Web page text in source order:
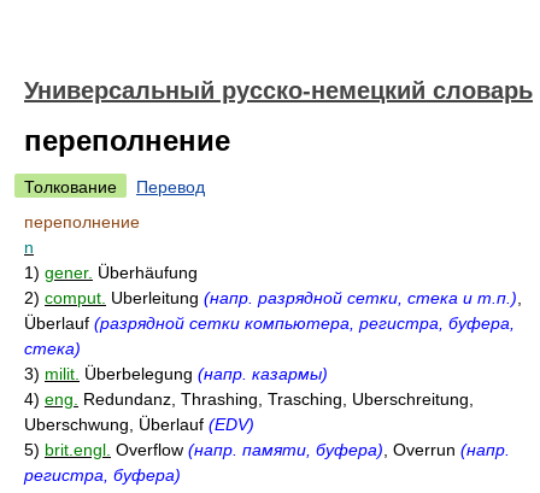
Универсальный русско-немецкий словарь
переполнение
Толкование
Перевод
переполнение
n
1) gener. Überhäufung
2) comput. Uberleitung (напр. разрядной сетки, стека и т.п.)
Überlauf (разрядной сетки компьютера, регистра, буфера,
стека)
3) milit. Überbelegung (напр. казармы)
4) eng.
Redundanz, Thrashing, Trasching, Uberschreitung,
Uberschwung, Überlauf (EDV)
5) brit.engl. Overflow (напр. памяти, буфера) , Overrun (напр.
регистра, буфера)